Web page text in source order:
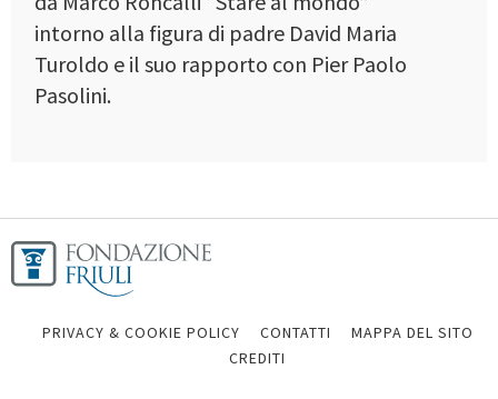
intorno alla figura di padre David Maria
Turoldo e il suo rapporto con Pier Paolo
Pasolini.
PRIVACY & COOKIE POLICY CONTATTI
MAPPA DEL SITO
CREDITI